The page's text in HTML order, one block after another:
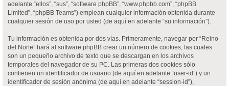
adelante “ellos”, “sus”, “software phpBB”, “www.phpbb.com”, “phpBB
Limited”, “phpBB Teams”) emplean cualquier información obtenida durante
cualquier sesión de uso por usted (de aquí en adelante “su información”).
Tu información es obtenida por dos vías. Primeramente, navegar por “Reino
del Norte” hará al software phpBB crear un número de cookies, las cuales
son un pequeño archivo de texto que se descargan en los archivos
temporales del navegador de su PC. Las primeras dos cookies sólo
contienen un identificador de usuario (de aquí en adelante “user-id”) y un
identificador de sesión anónima (de aquí en adelante “session-id”),